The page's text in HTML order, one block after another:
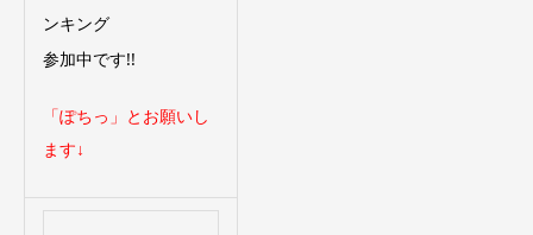
ンキング
参加中です!!
「ぽちっ」とお願いし
ます↓